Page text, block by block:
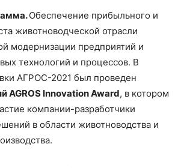
Обеспечение прибыльного и
животноводческой отрасли
модернизации предприятий и
технологий и процессов. В
АГРОС-2021 был проведен
AGROS Innovation Award, в котором
компании-разработчики
в области животноводства и